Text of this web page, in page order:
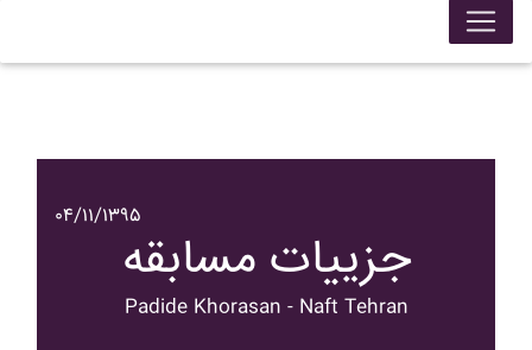
۰۴/۱۱/۱۳۹۵
جزییات مسابقه
Padide Khorasan - Naft Tehran